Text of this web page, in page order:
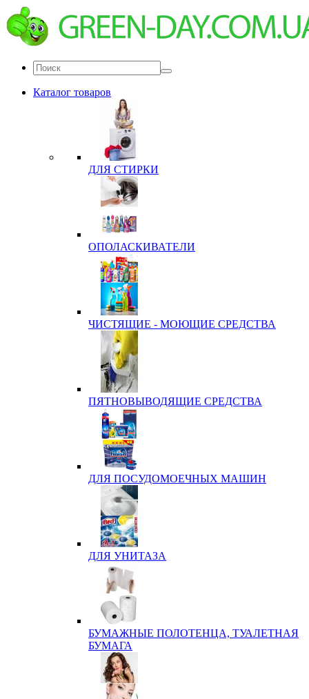
Каталог товаров
ДЛЯ СТИРКИ
ОПОЛАСКИВАТЕЛИ
ЧИСТЯЩИЕ - МОЮЩИЕ СРЕДСТВА
ПЯТНОВЫВОДЯЩИЕ СРЕДСТВА
ДЛЯ ПОСУДОМОЕЧНЫХ МАШИН
ДЛЯ УНИТАЗА
БУМАЖНЫЕ ПОЛОТЕНЦА, ТУАЛЕТНАЯ
БУМАГА